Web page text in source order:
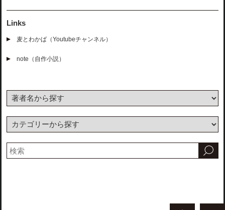
Links
麦とわかば（Youtubeチャンネル）
note（自作小説）